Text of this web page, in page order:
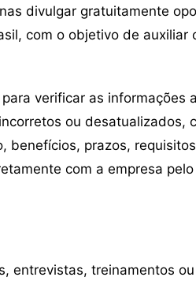
divulgar gratuitamente
com o objetivo de auxiliar
verificar as informações
ou desatualizados,
benefícios, prazos,
com a empresa
entrevistas, treinamentos